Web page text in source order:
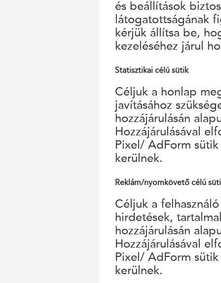
és beállítások
látogatottságának
kérjük állítsa be,
kezeléséhez járul
Statisztikai célú sütik
Céljuk a honlap
javításához
hozzájárulásán
Hozzájárulásával
Pixel/ AdForm
kerülnek.
Reklám/nyomkövető célú
Céljuk a
hirdetések,
hozzájárulásán
Hozzájárulásával
Pixel/ AdForm
kerülnek.